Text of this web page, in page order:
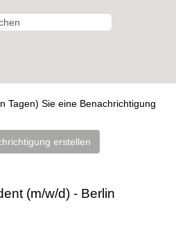
Tagen) Sie eine Benachrichtigung
erstellen
(m/w/d) - Berlin